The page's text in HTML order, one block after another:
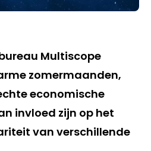
Multiscope
zomermaanden,
economische
invloed zijn op het
van verschillende